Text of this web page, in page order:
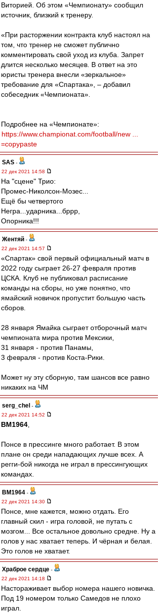
Виторией. Об этом «Чемпионату» сообщил
источник, близкий к тренеру.
«При расторжении контракта клуб настоял на
том, что тренер не сможет публично
комментировать свой уход из клуба. Запрет
длится несколько месяцев. В ответ на это
юристы тренера внесли «зеркальное»
требование для «Спартака», – добавил
собеседник «Чемпионата».
Подробнее на «Чемпионате»:
https://www.championat.com/football/new ...
=copypaste
SAS -
22 дек 2021 14:58
На "сцене" Трио:
Промес-Николсон-Мозес...
Ещё бы четвертого
Негра...ударника...бррр,
Опорника!!!
Жентяй -
22 дек 2021 14:57
«Спартак» свой первый официальный матч в
2022 году сыграет 26-27 февраля против
ЦСКА. Клуб не публиковал расписание
команды на сборы, но уже понятно, что
ямайский новичок пропустит большую часть
сборов.
28 января Ямайка сыграет отборочный матч
чемпионата мира против Мексики,
31 января - против Панамы,
3 февраля - против Коста-Рики.
Может ну эту сборную, там шансов все равно
никаких на ЧМ
serg_chel -
22 дек 2021 14:52
BM1964
Понсе в прессинге много работает. В этом
плане он среди нападающих лучше всех. А
регги-бой никогда не играл в прессингующих
командах.
BM1964 -
22 дек 2021 14:30
Понсе, мне кажется, можно отдать. Его
главный скил - игра головой, не путать с
мозгом... Все остальное довольно средне. Ну а
голов у нас хватает теперь. И чёрная и белая.
Это голов не хватает.
Храброе сердце -
22 дек 2021 14:18
Настораживает выбор номера нашего новичка.
Под 19 номером только Самедов не плохо
играл.